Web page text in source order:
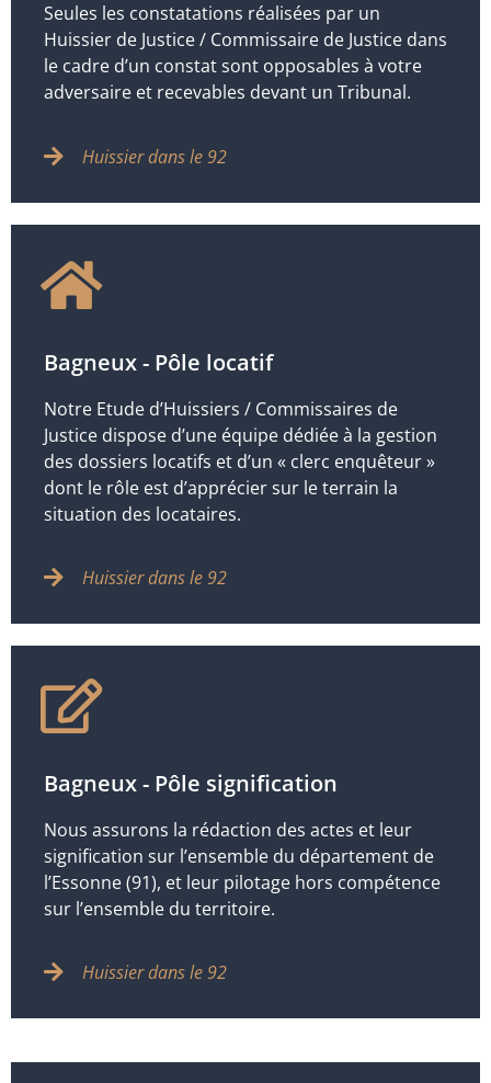
Seules les constatations réalisées par un
Huissier de Justice / Commissaire de Justice dans
le cadre d’un constat sont opposables à votre
adversaire et recevables devant un Tribunal.
Huissier dans le 92
Bagneux - Pôle locatif
Notre Etude d’Huissiers / Commissaires de
Justice dispose d’une équipe dédiée à la gestion
des dossiers locatifs et d’un « clerc enquêteur »
dont le rôle est d’apprécier sur le terrain la
situation des locataires.
Huissier dans le 92
Bagneux - Pôle signification
Nous assurons la rédaction des actes et leur
signification sur l’ensemble du département de
l’Essonne (91), et leur pilotage hors compétence
sur l’ensemble du territoire.
Huissier dans le 92